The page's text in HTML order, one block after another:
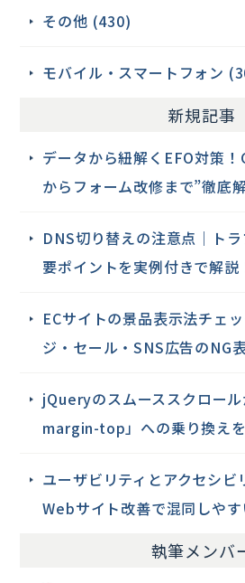
その他 (430)
モバイル・スマートフォン
新規記事
データから紐解くEFO対策
からフォーム改修まで”徹底
DNS切り替えの注意点｜ト
要ポイントを実例付きで解説
ECサイトの景品表示法チェ
ジ・セール・SNS広告のNG
jQueryのスムーススクロー
margin-top」への乗り換えを
ユーザビリティとアクセシビ
Webサイト改善で混同しや
執筆メンバ